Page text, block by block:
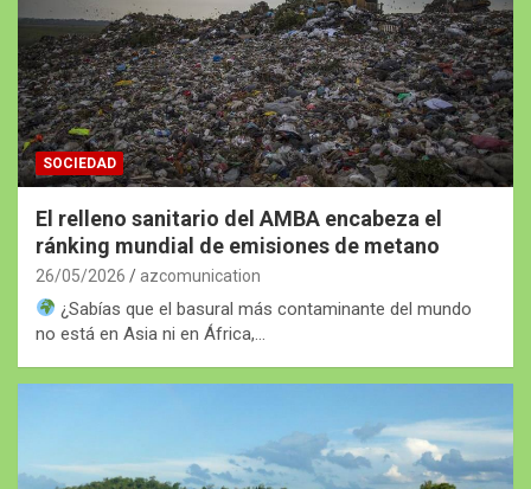
SOCIEDAD
El relleno sanitario del AMBA encabeza el
ránking mundial de emisiones de metano
26/05/2026 azcomunication
¿Sabías que el basural más contaminante del mundo
no está en Asia ni en África,…